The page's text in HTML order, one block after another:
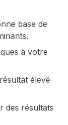
base de
à votre
élevé
des résultats